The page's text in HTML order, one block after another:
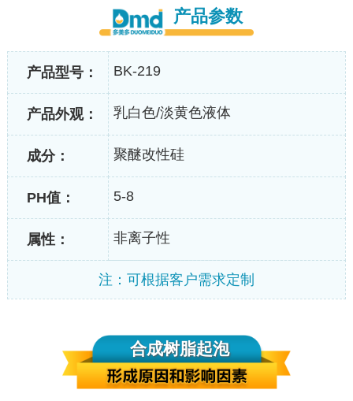
产品参数
产品型号： BK-219
产品外观： 乳白色/淡黄色液体
成分： 聚醚改性硅
PH值： 5-8
属性： 非离子性
注：可根据客户需求定制
合成树脂起泡